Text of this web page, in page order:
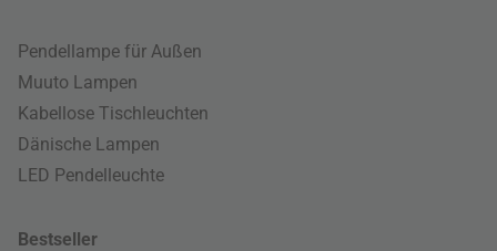
Pendellampe für Außen
Muuto Lampen
Kabellose Tischleuchten
Dänische Lampen
LED Pendelleuchte
Bestseller